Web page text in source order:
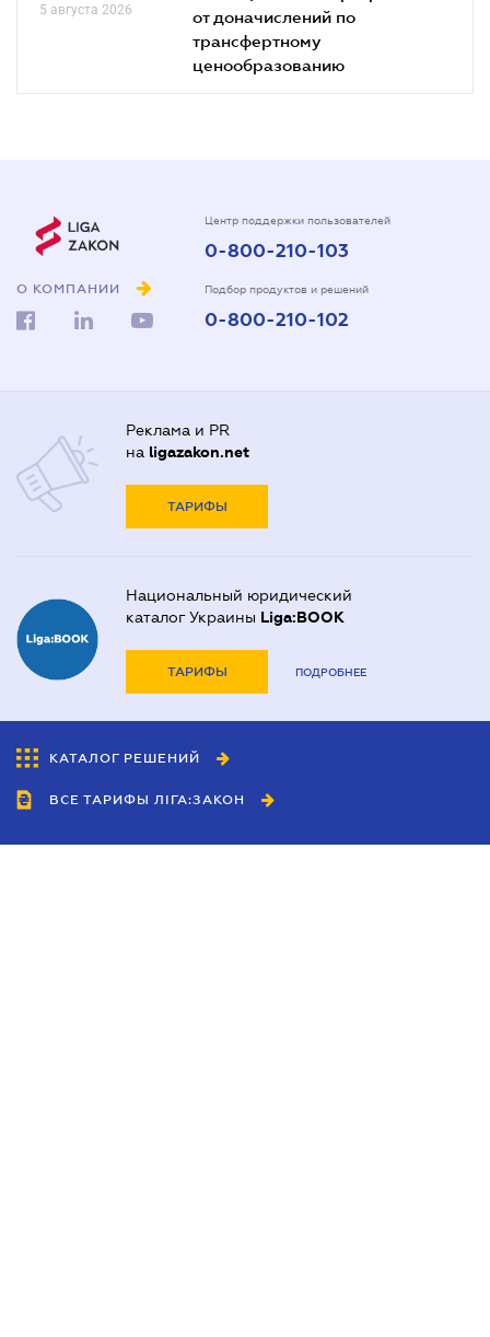
5 августа 2026
от доначислений по
трансфертному
ценообразованию
О КОМПАНИИ
Центр поддержки пользователей
0-800-210-103
Подбор продуктов и решений
0-800-210-102
Реклама и PR
на ligazakon.net
ТАРИФЫ
Национальный юридический
каталог Украины Liga:BOOK
ТАРИФЫ ПОДРОБНЕЕ
КАТАЛОГ РЕШЕНИЙ
ВСЕ ТАРИФЫ ЛІГА:ЗАКОН